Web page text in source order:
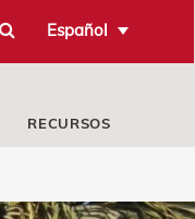
Español
RECURSOS